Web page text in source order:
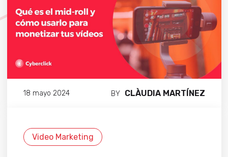
18 mayo 2024 BY CLÀUDIA MARTÍNEZ
Video Marketing